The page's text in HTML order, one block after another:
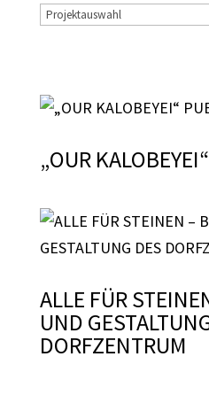
„OUR
ALLE FÜR
UND
DORFZENTRUM